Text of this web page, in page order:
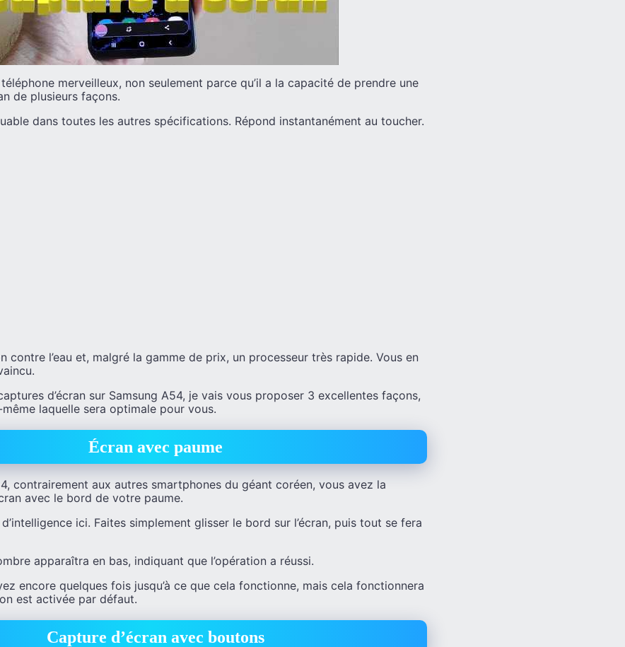
merveilleux, non seulement parce qu’il a la capacité de prendre une
de plusieurs façons.
dans toutes les autres spécifications. Répond instantanément au toucher.
contre l’eau et, malgré la gamme de prix, un processeur très rapide. Vous en
d’écran sur Samsung A54, je vais vous proposer 3 excellentes façons,
laquelle sera optimale pour vous.
Écran avec paume
contrairement aux autres smartphones du géant coréen, vous avez la
avec le bord de votre paume.
ici. Faites simplement glisser le bord sur l’écran, puis tout se fera
apparaîtra en bas, indiquant que l’opération a réussi.
encore quelques fois jusqu’à ce que cela fonctionne, mais cela fonctionnera
est activée par défaut.
Capture d’écran avec boutons